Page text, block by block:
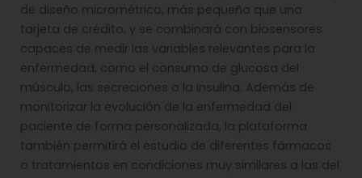
de diseño micrométrico, más pequeño que una
tarjeta de crédito, y se combinará con biosensores
capaces de medir las variables relevantes para la
enfermedad, como el consumo de glucosa del
músculo, las secreciones o la insulina. Además de
monitorizar la evolución de la enfermedad del
paciente de forma personalizada, la plataforma
también permitirá el estudio de diferentes fármacos
o tratamientos en condiciones muy similares a las del